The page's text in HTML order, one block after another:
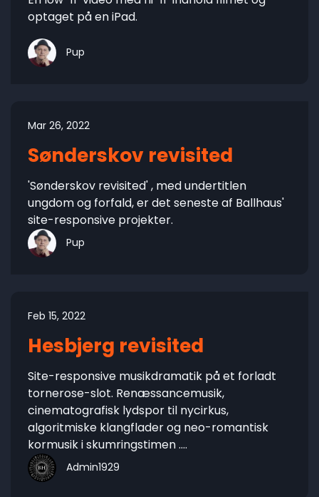
optaget på en iPad.
Pup
Mar 26, 2022
Sønderskov revisited
'Sønderskov revisited' , med undertitlen
ungdom og forfald, er det seneste af Ballhaus'
site-responsive projekter.
Pup
Feb 15, 2022
Hesbjerg revisited
Site-responsive musikdramatik på et forladt
tornerose-slot. Renæssancemusik,
cinematografisk lydspor til nycirkus,
algoritmiske klangflader og neo-romantisk
kormusik i skumringstimen ....
Admin1929